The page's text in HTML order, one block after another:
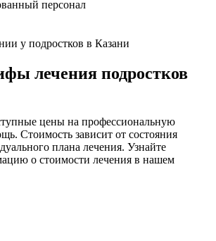
персонал
лечения подростков
цены на профессиональную
Стоимость зависит от состояния
плана лечения. Узнайте
о стоимости лечения в нашем